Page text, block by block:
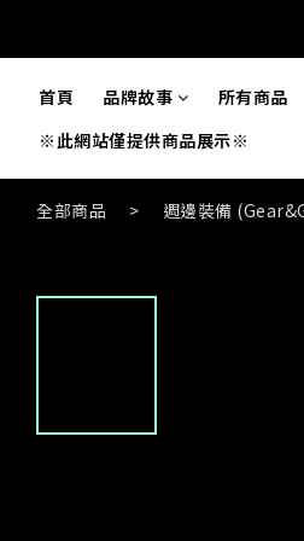
首頁 品牌故事 所有商品
※此網站僅提供商品展示※
全部商品 > 週邊裝備